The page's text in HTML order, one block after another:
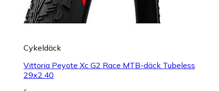
Cykeldäck
Vittoria Peyote Xc G2 Race MTB-däck Tubeless
29x2.40